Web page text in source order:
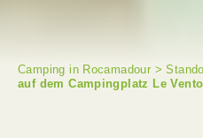
Camping in Rocamadour >
auf dem Campingplatz Le